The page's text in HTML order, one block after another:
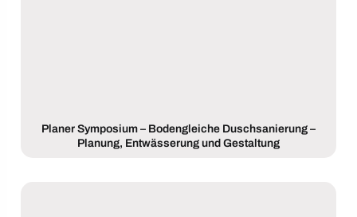
Planer Symposium – Bodengleiche Duschsanierung –
Planung, Entwässerung und Gestaltung